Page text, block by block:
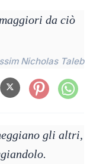
da ciò
Nicholas Taleb
gli altri,